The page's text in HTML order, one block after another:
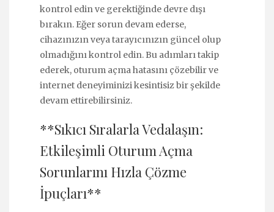
kontrol edin ve gerektiğinde devre dışı
bırakın. Eğer sorun devam ederse,
cihazınızın veya tarayıcınızın güncel olup
olmadığını kontrol edin. Bu adımları takip
ederek, oturum açma hatasını çözebilir ve
internet deneyiminizi kesintisiz bir şekilde
devam ettirebilirsiniz.
**Sıkıcı Sıralarla Vedalaşın:
Etkileşimli Oturum Açma
Sorunlarını Hızla Çözme
İpuçları**